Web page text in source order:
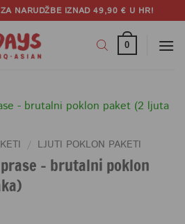
NARUDŽBE IZNAD 49,90 € U HR!
0
/ LJUTI POKLON PAKETI
– brutalni poklon